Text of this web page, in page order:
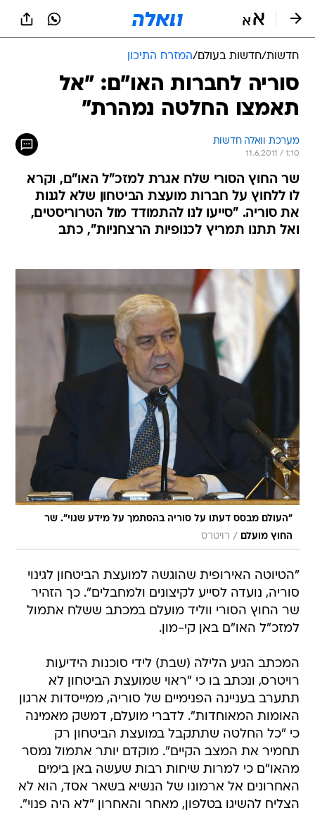
חדשות/חדשות בעולם/המזרח התיכון
סוריה לחברות האו"ם: "אל
תאמצו החלטה נמהרת"
מערכת וואלה חדשות
11.6.2011 / 1:10
שר החוץ הסורי שלח אגרת למזכ"ל האו"ם, וקרא
לו ללחוץ על חברות מועצת הביטחון שלא לגנות
את סוריה. "סייעו לנו להתמודד מול הטרוריסטים,
ואל תתנו תמריץ לכנופיות הרצחניות", כתב
"העולם מבסס דעתו על סוריה בהסתמך על מידע שגוי". שר
החוץ מועלם
/ רויטרס
"הטיוטה האירופית שהוגשה למועצת הביטחון לגינוי
סוריה, נועדה לסייע לקיצונים ולמחבלים". כך הזהיר
שר החוץ הסורי ווליד מועלם במכתב ששלח אתמול
למזכ"ל האו"ם באן קי-מון.
המכתב הגיע הלילה (שבת) לידי סוכנות הידיעות
רויטרס, ונכתב בו כי "ראוי שמועצת הביטחון לא
תתערב בעניינה הפנימיים של סוריה, ממייסדות ארגון
האומות המאוחדות". לדברי מועלם, דמשק מאמינה
כי "כל החלטה שתתקבל במועצת הביטחון רק
תחמיר את המצב הקיים". מוקדם יותר אתמול נמסר
מהאו"ם כי למרות שיחות רבות שעשה באן בימים
האחרונים אל ארמונו של הנשיא בשאר אסד, הוא לא
הצליח להשיגו בטלפון, מאחר והאחרון "לא היה פנוי".